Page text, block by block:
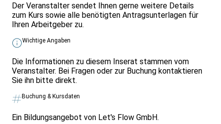
Der Veranstalter sendet Ihnen gerne weitere Details
zum Kurs sowie alle benötigten Antragsunterlagen für
Ihren Arbeitgeber zu.
Wichtige Angaben
Die Informationen zu diesem Inserat stammen vom
Veranstalter. Bei Fragen oder zur Buchung kontaktieren
Sie ihn bitte direkt.
Buchung & Kursdaten
Ein Bildungsangebot von Let's Flow GmbH.